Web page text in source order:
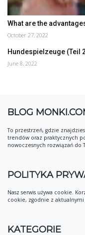
What are the
October 27, 2022
Hundespielzeuge (Teil
June 8, 2022
BLOG
To przestrzeń, gdzie
trendów oraz praktycznych
nowoczesnych rozwiązań do
POLITYKA
Nasz serwis używa cookie.
cookie, zgodnie z
KATEGORIE